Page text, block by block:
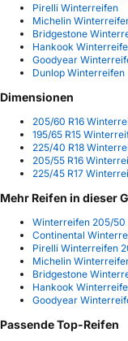
Pirelli Winterreifen
Michelin
Bridgestone
Hankook
Goodyear
Dunlop Winterreifen
Dimensionen
205/60 R16
195/65 R15
225/40 R18
205/55 R16
225/45 R17
Mehr Reifen in dieser
Winterreifen 205/50
Continental
Pirelli Winterreifen
Michelin
Bridgestone
Hankook
Goodyear
Passende Top-Reifen